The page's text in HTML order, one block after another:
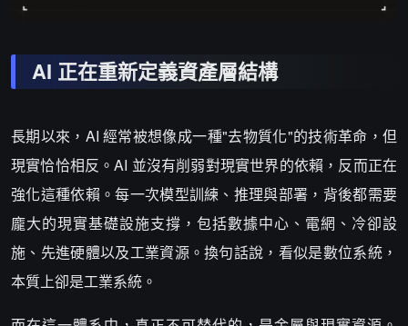
AI 正在重新定義資產層結構
長期以來，AI 經常被想像成一種"去物質化"的技術革命，但
現實恰恰相反。AI 並沒有削弱對現實世界的依賴，反而正在
強化這種依賴。每一次模型訓練、推理與部署，背後都需要
龐大的現實基礎設施支撐，包括數據中心、電網、冷卻設
施、先進硬體以及工業資源。換句話說，看似是數位系統，
本質上卻是工業系統。